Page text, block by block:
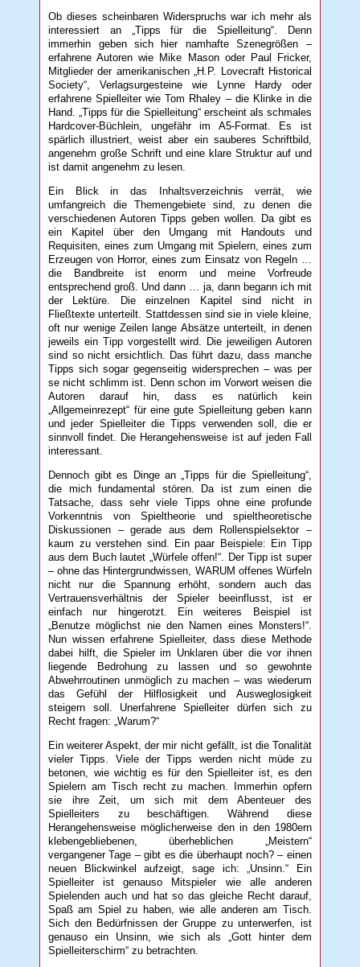
Ob dieses scheinbaren Widerspruchs war ich mehr als
interessiert an „Tipps für die Spielleitung“. Denn
immerhin geben sich hier namhafte Szenegrößen –
erfahrene Autoren wie Mike Mason oder Paul Fricker,
Mitglieder der amerikanischen „H.P. Lovecraft Historical
Society“, Verlagsurgesteine wie Lynne Hardy oder
erfahrene Spielleiter wie Tom Rhaley – die Klinke in die
Hand. „Tipps für die Spielleitung“ erscheint als schmales
Hardcover-Büchlein, ungefähr im A5-Format. Es ist
spärlich illustriert, weist aber ein sauberes Schriftbild,
angenehm große Schrift und eine klare Struktur auf und
ist damit angenehm zu lesen.
Ein Blick in das Inhaltsverzeichnis verrät, wie
umfangreich die Themengebiete sind, zu denen die
verschiedenen Autoren Tipps geben wollen. Da gibt es
ein Kapitel über den Umgang mit Handouts und
Requisiten, eines zum Umgang mit Spielern, eines zum
Erzeugen von Horror, eines zum Einsatz von Regeln …
die Bandbreite ist enorm und meine Vorfreude
entsprechend groß. Und dann … ja, dann begann ich mit
der Lektüre. Die einzelnen Kapitel sind nicht in
Fließtexte unterteilt. Stattdessen sind sie in viele kleine,
oft nur wenige Zeilen lange Absätze unterteilt, in denen
jeweils ein Tipp vorgestellt wird. Die jeweiligen Autoren
sind so nicht ersichtlich. Das führt dazu, dass manche
Tipps sich sogar gegenseitig widersprechen – was per
se nicht schlimm ist. Denn schon im Vorwort weisen die
Autoren darauf hin, dass es natürlich kein
„Allgemeinrezept“ für eine gute Spielleitung geben kann
und jeder Spielleiter die Tipps verwenden soll, die er
sinnvoll findet. Die Herangehensweise ist auf jeden Fall
interessant.
Dennoch gibt es Dinge an „Tipps für die Spielleitung“,
die mich fundamental stören. Da ist zum einen die
Tatsache, dass sehr viele Tipps ohne eine profunde
Vorkenntnis von Spieltheorie und spieltheoretische
Diskussionen – gerade aus dem Rollenspielsektor –
kaum zu verstehen sind. Ein paar Beispiele: Ein Tipp
aus dem Buch lautet „Würfele offen!“. Der Tipp ist super
– ohne das Hintergrundwissen, WARUM offenes Würfeln
nicht nur die Spannung erhöht, sondern auch das
Vertrauensverhältnis der Spieler beeinflusst, ist er
einfach nur hingerotzt. Ein weiteres Beispiel ist
„Benutze möglichst nie den Namen eines Monsters!“.
Nun wissen erfahrene Spielleiter, dass diese Methode
dabei hilft, die Spieler im Unklaren über die vor ihnen
liegende Bedrohung zu lassen und so gewohnte
Abwehrroutinen unmöglich zu machen – was wiederum
das Gefühl der Hilflosigkeit und Ausweglosigkeit
steigern soll. Unerfahrene Spielleiter dürfen sich zu
Recht fragen: „Warum?“
Ein weiterer Aspekt, der mir nicht gefällt, ist die Tonalität
vieler Tipps. Viele der Tipps werden nicht müde zu
betonen, wie wichtig es für den Spielleiter ist, es den
Spielern am Tisch recht zu machen. Immerhin opfern
sie ihre Zeit, um sich mit dem Abenteuer des
Spielleiters zu beschäftigen. Während diese
Herangehensweise möglicherweise den in den 1980ern
klebengebliebenen, überheblichen „Meistern“
vergangener Tage – gibt es die überhaupt noch? – einen
neuen Blickwinkel aufzeigt, sage ich: „Unsinn.“ Ein
Spielleiter ist genauso Mitspieler wie alle anderen
Spielenden auch und hat so das gleiche Recht darauf,
Spaß am Spiel zu haben, wie alle anderen am Tisch.
Sich den Bedürfnissen der Gruppe zu unterwerfen, ist
genauso ein Unsinn, wie sich als „Gott hinter dem
Spielleiterschirm“ zu betrachten.